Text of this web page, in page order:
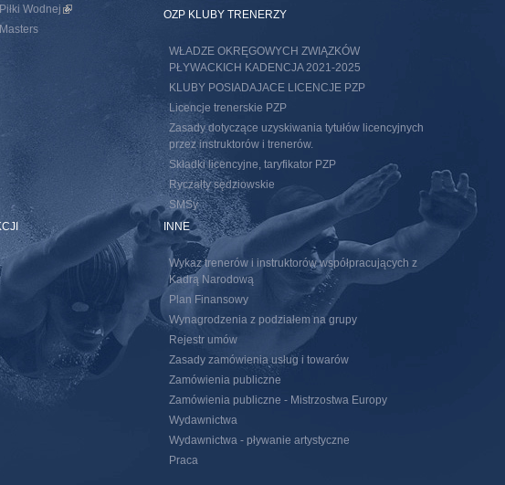
Wodnej (link is external)
OZP KLUBY TRENERZY
WŁADZE OKRĘGOWYCH ZWIĄZKÓW
PŁYWACKICH KADENCJA 2021-2025
KLUBY POSIADAJACE LICENCJE PZP
Licencje trenerskie PZP
Zasady dotyczące uzyskiwania tytułów licencyjnych
przez instruktorów i trenerów.
Składki licencyjne, taryfikator PZP
Ryczałty sędziowskie
SMSy
INNE
Wykaz trenerów i instruktorów współpracujących z
Kadrą Narodową
Plan Finansowy
Wynagrodzenia z podziałem na grupy
Rejestr umów
Zasady zamówienia usług i towarów
Zamówienia publiczne
Zamówienia publiczne - Mistrzostwa Europy
Wydawnictwa
Wydawnictwa - pływanie artystyczne
Praca